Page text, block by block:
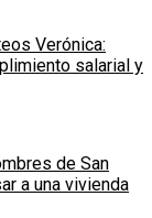
Verónica:
salarial y
de San
a una vivienda